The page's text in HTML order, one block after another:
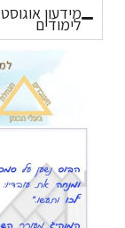
מידעון
לימודים